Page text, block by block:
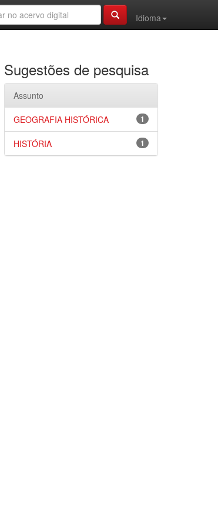
Idioma
Sugestões de pesquisa
Assunto
1
GEOGRAFIA HISTÓRICA
1
HISTÓRIA